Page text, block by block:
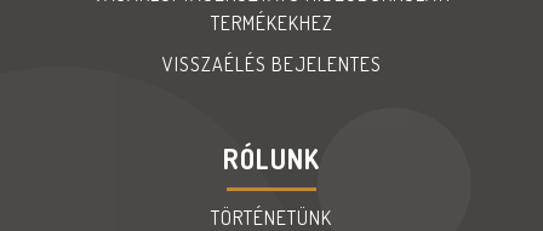
TERMÉKEKHEZ
VISSZAÉLÉS BEJELENTES
RÓLUNK
TÖRTÉNETÜNK